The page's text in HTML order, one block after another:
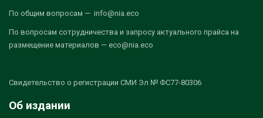
По общим вопросам — info@nia.eco
По вопросам сотрудничества и запросу актуального прайса на
размещение материалов — eco@nia.eco
Свидетельство о регистрации СМИ Эл № ФС77-80306
Об издании